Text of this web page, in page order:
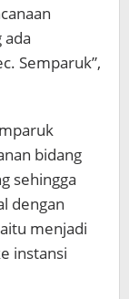
ada
Semparuk”,
bidang
sehingga
dengan
menjadi
instansi